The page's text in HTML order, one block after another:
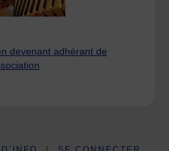
devenant adhérant de